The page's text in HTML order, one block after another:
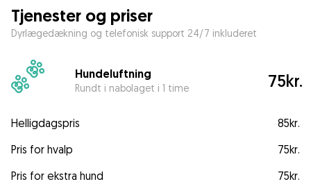
Tjenester og priser
Dyrlægedækning og telefonisk support 24/7 inkluderet
Hundeluftning
Rundt i nabolaget i 1 time 75kr.
Helligdagspris
85kr.
Pris for hvalp
75kr.
Pris for ekstra hund
75kr.